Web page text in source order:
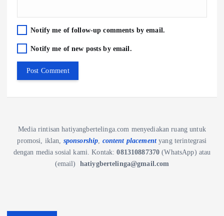
Notify me of follow-up comments by email.
Notify me of new posts by email.
Media rintisan hatiyangbertelinga.com menyediakan ruang untuk
promosi, iklan, sponsorship, content placementyang terintegrasi
dengan media sosial kami.Kontak:081310887370(WhatsApp) atau
(email) hatiygbertelinga@gmail.com